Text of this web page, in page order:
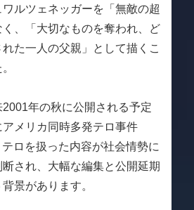
ルツェネッガーを「無敵の超
く、「大切なものを奪われ、ど
た一人の父親」として描くこ
2001年の秋に公開される予定
メリカ同時多発テロ事件
テロを扱った内容が社会情勢に
され、大幅な編集と公開延期
景があります。